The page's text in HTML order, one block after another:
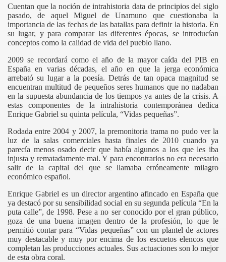
Cuentan que la noción de intrahistoria data de principios del siglo
pasado, de aquel Miguel de Unamuno que cuestionaba la
importancia de las fechas de las batallas para definir la historia. En
su lugar, y para comparar las diferentes épocas, se introducían
conceptos como la calidad de vida del pueblo llano.
2009 se recordará como el año de la mayor caída del PIB en
España en varias décadas, el año en que la jerga económica
arrebató su lugar a la poesía. Detrás de tan opaca magnitud se
encuentran multitud de pequeños seres humanos que no nadaban
en la supuesta abundancia de los tiempos ya antes de la crisis. A
estas componentes de la intrahistoria contemporánea dedica
Enrique Gabriel su quinta película, “Vidas pequeñas”.
Rodada entre 2004 y 2007, la premonitoria trama no pudo ver la
luz de la salas comerciales hasta finales de 2010 cuando ya
parecía menos osado decir que había algunos a los que les iba
injusta y rematadamente mal. Y para encontrarlos no era necesario
salir de la capital del que se llamaba erróneamente milagro
económico español.
Enrique Gabriel es un director argentino afincado en España que
ya destacó por su sensibilidad social en su segunda película “En la
puta calle”, de 1998. Pese a no ser conocido por el gran público,
goza de una buena imagen dentro de la profesión, lo que le
permitió contar para “Vidas pequeñas” con un plantel de actores
muy destacable y muy por encima de los escuetos elencos que
completan las producciones actuales. Sus actuaciones son lo mejor
de esta obra coral.